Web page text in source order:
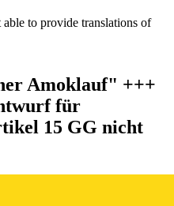
to provide translations of
Amoklauf" +++
für
15 GG nicht